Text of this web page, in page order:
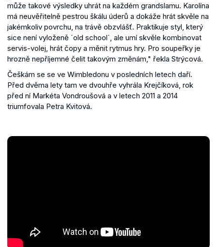
může takové výsledky uhrát na každém grandslamu. Karolína
má neuvěřitelně pestrou škálu úderů a dokáže hrát skvěle na
jakémkoliv povrchu, na trávě obzvlášť. Praktikuje styl, který
sice není vyloženě ´old school´, ale umí skvěle kombinovat
servis-volej, hrát čopy a měnit rytmus hry. Pro soupeřky je
hrozně nepříjemné čelit takovým změnám," řekla Strýcová.
Češkám se se ve Wimbledonu v posledních letech daří.
Před dvěma lety tam ve dvouhře vyhrála Krejčíková, rok
před ní Markéta Vondroušová a v letech 2011 a 2014
triumfovala Petra Kvitová.